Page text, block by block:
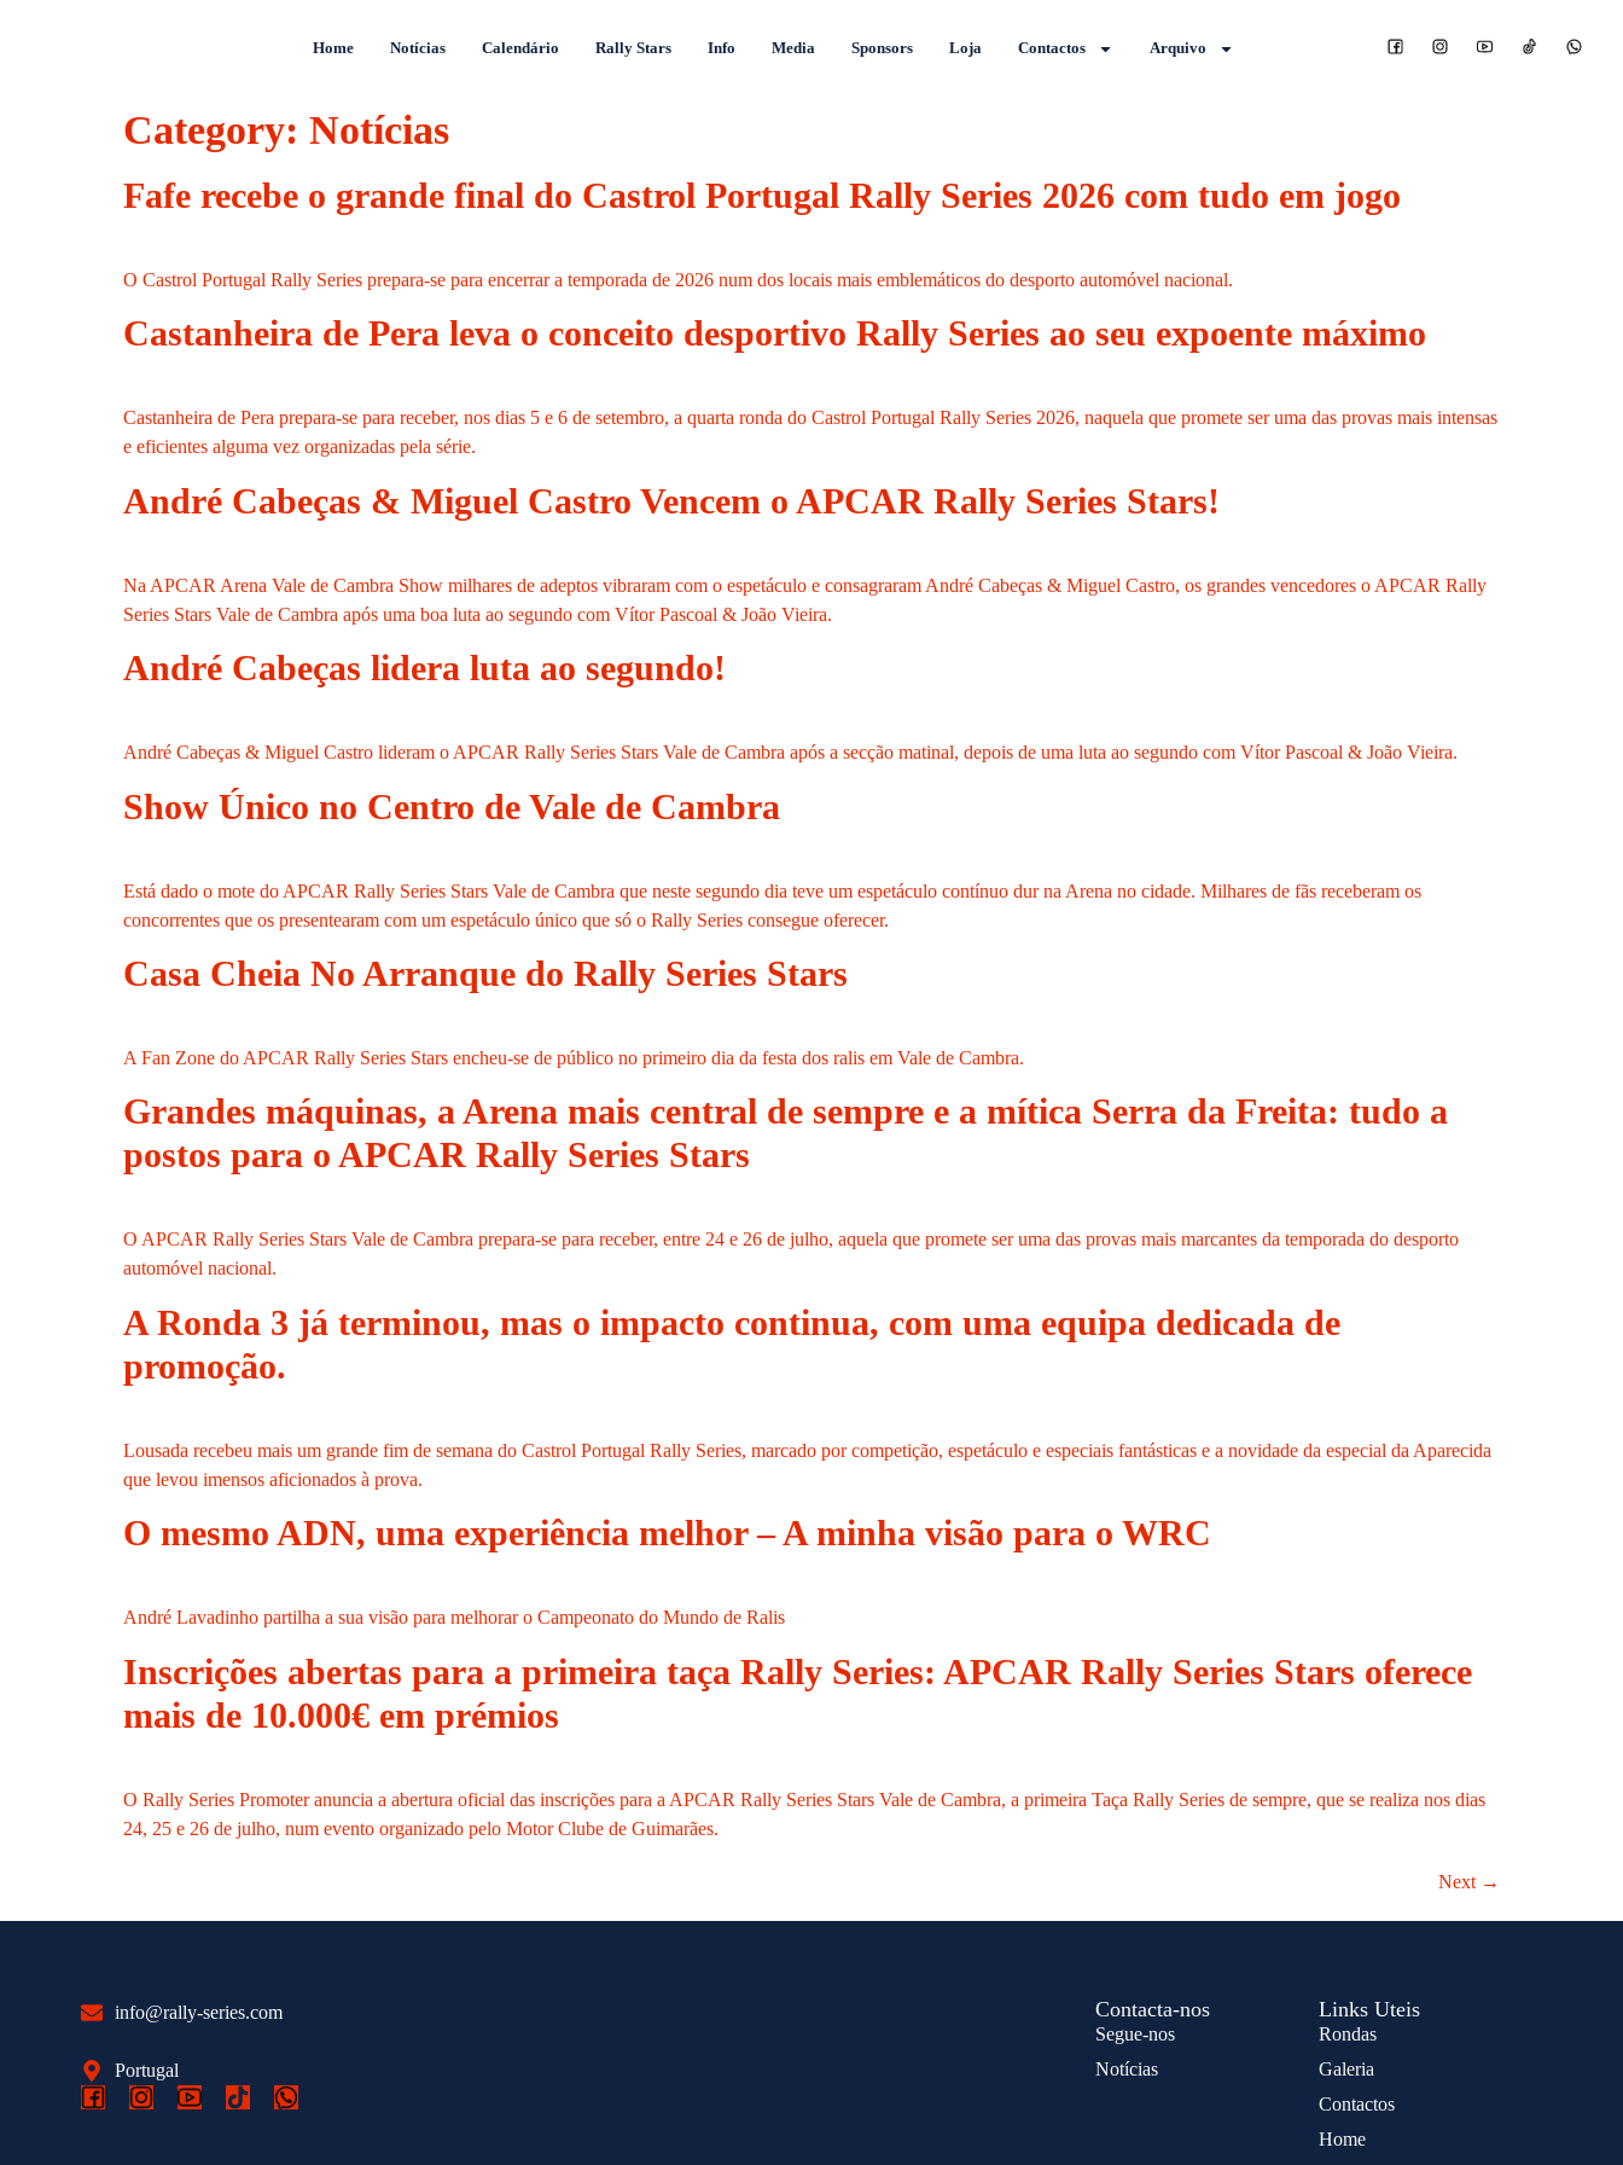
Home Notícias Calendário Rally Stars Info Media Sponsors Loja Contactos Arquivo
Category: Notícias
Fafe recebe o grande final do Castrol Portugal Rally Series 2026 com tudo em jogo
O Castrol Portugal Rally Series prepara-se para encerrar a temporada de 2026 num dos locais mais emblemáticos do desporto automóvel nacional.
Castanheira de Pera leva o conceito desportivo Rally Series ao seu expoente máximo
Castanheira de Pera prepara-se para receber, nos dias 5 e 6 de setembro, a quarta ronda do Castrol Portugal Rally Series 2026, naquela que promete ser uma das provas mais intensas
e eficientes alguma vez organizadas pela série.
André Cabeças & Miguel Castro Vencem o APCAR Rally Series Stars!
Na APCAR Arena Vale de Cambra Show milhares de adeptos vibraram com o espetáculo e consagraram André Cabeças & Miguel Castro, os grandes vencedores o APCAR Rally
Series Stars Vale de Cambra após uma boa luta ao segundo com Vítor Pascoal & João Vieira.
André Cabeças lidera luta ao segundo!
André Cabeças & Miguel Castro lideram o APCAR Rally Series Stars Vale de Cambra após a secção matinal, depois de uma luta ao segundo com Vítor Pascoal & João Vieira.
Show Único no Centro de Vale de Cambra
Está dado o mote do APCAR Rally Series Stars Vale de Cambra que neste segundo dia teve um espetáculo contínuo dur na Arena no cidade. Milhares de fãs receberam os
concorrentes que os presentearam com um espetáculo único que só o Rally Series consegue oferecer.
Casa Cheia No Arranque do Rally Series Stars
A Fan Zone do APCAR Rally Series Stars encheu-se de público no primeiro dia da festa dos ralis em Vale de Cambra.
Grandes máquinas, a Arena mais central de sempre e a mítica Serra da Freita: tudo a
postos para o APCAR Rally Series Stars
O APCAR Rally Series Stars Vale de Cambra prepara-se para receber, entre 24 e 26 de julho, aquela que promete ser uma das provas mais marcantes da temporada do desporto
automóvel nacional.
A Ronda 3 já terminou, mas o impacto continua, com uma equipa dedicada de
promoção.
Lousada recebeu mais um grande fim de semana do Castrol Portugal Rally Series, marcado por competição, espetáculo e especiais fantásticas e a novidade da especial da Aparecida
que levou imensos aficionados à prova.
O mesmo ADN, uma experiência melhor – A minha visão para o WRC
André Lavadinho partilha a sua visão para melhorar o Campeonato do Mundo de Ralis
Inscrições abertas para a primeira taça Rally Series: APCAR Rally Series Stars oferece
mais de 10.000€ em prémios
O Rally Series Promoter anuncia a abertura oficial das inscrições para a APCAR Rally Series Stars Vale de Cambra, a primeira Taça Rally Series de sempre, que se realiza nos dias
24, 25 e 26 de julho, num evento organizado pelo Motor Clube de Guimarães.
Next →
info@rally-series.com
Portugal
Contacta-nos
Segue-nos
Notícias
Links Uteis
Rondas
Galeria
Contactos
Home